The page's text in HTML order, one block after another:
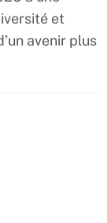
et
avenir plus